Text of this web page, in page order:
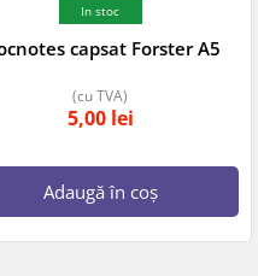
In stoc
capsat Forster A5
5,00 lei
(cu TVA)
Adaugă în coș